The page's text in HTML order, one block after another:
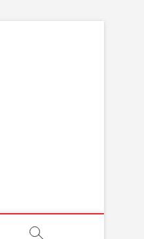
Botón de búsqueda